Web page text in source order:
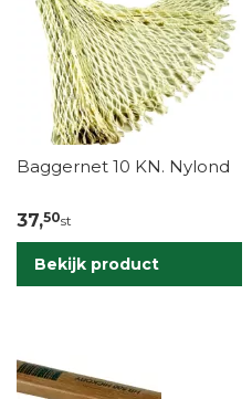
Baggernet 10 KN. Nylond
37,50st
Bekijk product